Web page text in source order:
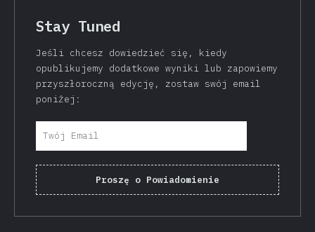
Stay Tuned
Jeśli chcesz dowiedzieć się, kiedy
opublikujemy dodatkowe wyniki lub zapowiemy
przyszłoroczną edycję, zostaw swój email
poniżej:
Proszę o Powiadomienie